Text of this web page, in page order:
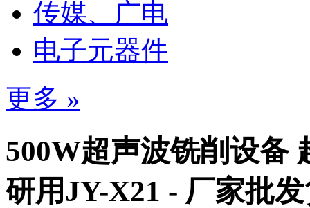
传媒、广电
电子元器件
更多 »
500W超声波铣削设备
研用JY-X21 - 厂家批